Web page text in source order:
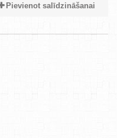
Pievienot salīdzināšanai